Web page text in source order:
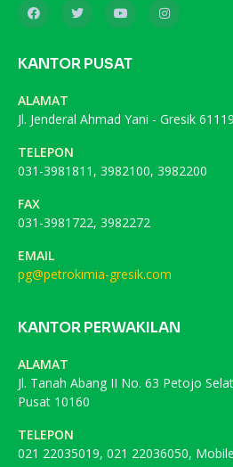
KANTOR PUSAT
ALAMAT
Jl. Jenderal Ahmad Yani - Gresik 61119
TELEPON
031-3981811, 3982100, 3982200
FAX
031-3981722, 3982272
EMAIL
pg@petrokimia-gresik.com
KANTOR PERWAKILAN
ALAMAT
Jl. Tanah Abang II No. 63 Petojo
Pusat 10160
TELEPON
021 22035019, 021 22036050,